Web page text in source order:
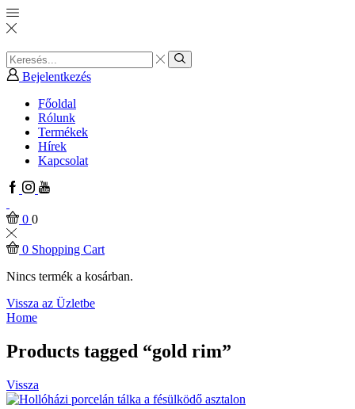
Search
input
Search
Bejelentkezés
Főoldal
Rólunk
Termékek
Hírek
Kapcsolat
Facebook
Instagram
Youtube
0 0
0 Shopping Cart
Nincs termék a kosárban.
Vissza az Üzletbe
Home
Products tagged “gold rim”
Vissza